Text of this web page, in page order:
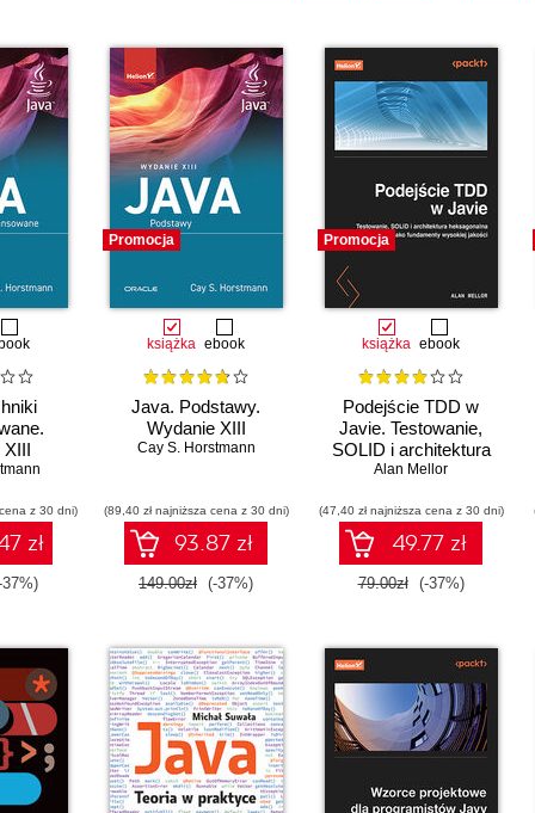
XIII
z 30 dni)
zł
Promocja
książka ebook
Java. Podstawy.
Wydanie XIII
Cay S. Horstmann
(89,40 zł najniższa cena z 30 dni)
93.87 zł
149.00zł (-37%)
Promocja
książka ebook
Podejście TDD w
Javie. Testowanie,
SOLID i architektura
heksagonalna jako
jakości
Alan Mellor
(47,40 zł najniższa cena z 30 dni)
49.77 zł
79.00zł (-37%)